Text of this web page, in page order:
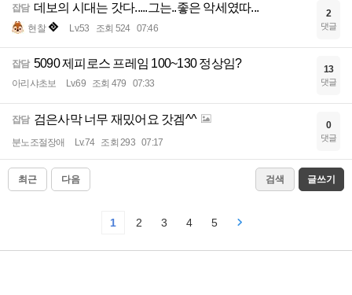
잡담 데보의 시대는 갓다.....그는..좋은 악세였따...
현찰 Lv.53 조회 524 07:46
2
댓글
잡담 5090 제피로스 프레임 100~130 정상임?
아리샤초보 Lv.69 조회 479 07:33
13
댓글
잡담 검은사막 너무 재밌어요 갓겜^^
분노조절장애 Lv.74 조회 293 07:17
0
댓글
최근 다음 검색 글쓰기
1 2 3 4 5